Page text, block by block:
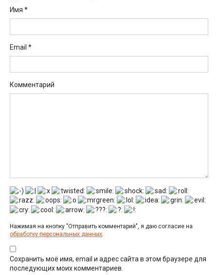
Имя *
Email *
Комментарий
Нажимая на кнопку "Отправить комментарий", я даю согласие на
обработку персональных данных.
Сохранить моё имя, email и адрес сайта в этом браузере для
последующих моих комментариев.